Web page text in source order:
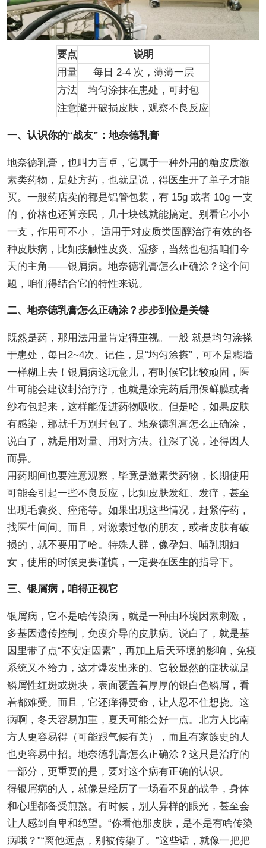
要点
说明
用量
每日 2-4 次，薄薄一层
方法
均匀涂抹在患处，可封包
注意避开破损皮肤，观察不良反应
一、认识你的“战友”：地奈德乳膏
地奈德乳膏，也叫力言卓，它属于一种外用的糖皮质激
素类药物，是处方药，也就是说，得医生开了单子才能
买。一般药店卖的都是铝管包装，有 15g 或者 10g 一支
的，价格也还算亲民，几十块钱就能搞定。别看它小小
一支，作用可不小， 适用于对皮质类固醇治疗有效的各
种皮肤病，比如接触性皮炎、湿疹，当然也包括咱们今
天的主角——银屑病。地奈德乳膏怎么正确涂？这个问
题，咱们得结合它的特性来说。
二、地奈德乳膏怎么正确涂？步步到位是关键
既然是药，那用法用量肯定得重视。一般 就是均匀涂搽
于患处，每日2~4次。记住，是“均匀涂搽”，可不是糊墙
一样糊上去！银屑病这玩意儿，有时候它比较顽固，医
生可能会建议封治疗疗，也就是涂完药后用保鲜膜或者
纱布包起来，这样能促进药物吸收。但是哈，如果皮肤
有感染，那就千万别封包了。地奈德乳膏怎么正确涂，
说白了，就是用对量、用对方法。往深了说，还得因人
而异。
用药期间也要注意观察，毕竟是激素类药物，长期使用
可能会引起一些不良反应，比如皮肤发红、发痒，甚至
出现毛囊炎、痤疮等。如果出现这些情况，赶紧停药，
找医生问问。而且，对激素过敏的朋友，或者皮肤有破
损的，就不要用了哈。特殊人群，像孕妇、哺乳期妇
女，使用的时候更要谨慎，一定要在医生的指导下。
三、银屑病，咱得正视它
银屑病，它不是啥传染病，就是一种由环境因素刺激，
多基因遗传控制，免疫介导的皮肤病。说白了，就是基
因里带了点“不安定因素”，再加上后天环境的影响，免疫
系统又不给力，这才爆发出来的。它较显然的症状就是
鳞屑性红斑或斑块，表面覆盖着厚厚的银白色鳞屑，看
着都难受。而且，它还痒得要命，让人忍不住想挠。这
病啊，冬天容易加重，夏天可能会好一点。北方人比南
方人更容易得（可能跟气候有关），而且有家族史的人
也更容易中招。地奈德乳膏怎么正确涂？这只是治疗的
一部分，更重要的是，要对这个病有正确的认识。
得银屑病的人，就像是经历了一场看不见的战争，身体
和心理都备受煎熬。有时候，别人异样的眼光，甚至会
让人感到自卑和绝望。“你看他那皮肤，是不是有啥传染
病哦？”“离他远点，别被传染了。”这些话，就像一把把